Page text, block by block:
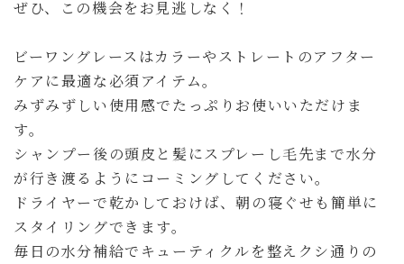
ぜひ、この機会をお見逃しなく！
ビーワングレースはカラーやストレートのアフター
ケアに最適な必須アイテム。
みずみずしい使用感でたっぷりお使いいただけま
す。
シャンプー後の頭皮と髪にスプレーし毛先まで水分
が行き渡るようにコーミングしてください。
ドライヤーで乾かしておけば、朝の寝ぐせも簡単に
スタイリングできます。
毎日の水分補給でキューティクルを整えクシ通りの